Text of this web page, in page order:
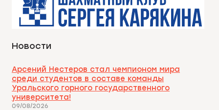
Новости
Арсений Нестеров стал чемпионом мира
среди студентов в составе команды
Уральского горного государственного
университета!
09/08/2026